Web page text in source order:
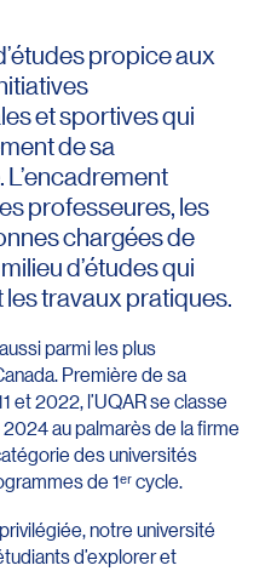
propice aux
et sportives qui
de sa
professeures, les
chargées de
d’études qui
travaux pratiques.
parmi les plus
Première de sa
et 2022, l’UQAR se classe
au palmarès de la firme
des universités
de 1ᵉʳ cycle.
notre université
d’explorer et